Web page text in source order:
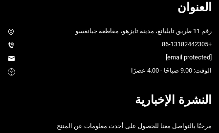
العنوان
رقم 11 طريق تايليانغ، مدينة تايزهو، مقاطعة جيانغسو
+86-13182442305
الوقت: 9.00 صباحًا - 4.00 عصرًا
النشرة الإخبارية
مرحبًا بالتواصل معنا للحصول على أحدث معلومات عن المنتج